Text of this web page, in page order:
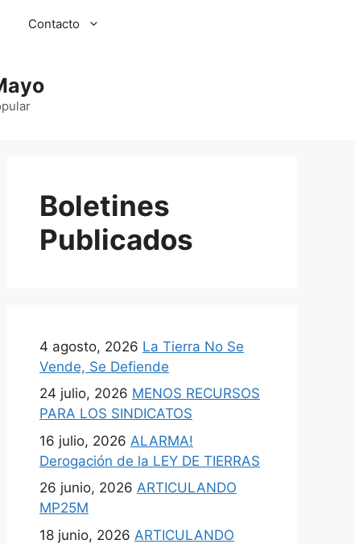
Contacto
Boletines
Publicados
4 agosto, 2026 La Tierra No Se
Vende, Se Defiende
24 julio, 2026 MENOS RECURSOS
PARA LOS SINDICATOS
16 julio, 2026 ALARMA!
Derogación de la LEY DE TIERRAS
26 junio, 2026 ARTICULANDO
MP25M
18 junio, 2026 ARTICULANDO